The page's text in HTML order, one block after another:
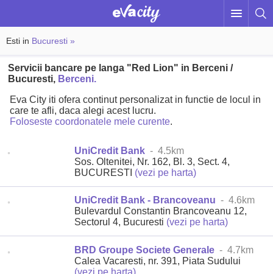
Esti in Bucuresti »
Servicii bancare pe langa "Red Lion" in Berceni /
Bucuresti, Berceni.
Eva City iti ofera continut personalizat in functie de locul in
care te afli, daca alegi acest lucru.
Foloseste coordonatele mele curente.
UniCredit Bank - 4.5km
Sos. Oltenitei, Nr. 162, Bl. 3, Sect. 4,
BUCURESTI (vezi pe harta)
UniCredit Bank - Brancoveanu - 4.6km
Bulevardul Constantin Brancoveanu 12,
Sectorul 4, Bucuresti (vezi pe harta)
BRD Groupe Societe Generale - 4.7km
Calea Vacaresti, nr. 391, Piata Sudului
(vezi pe harta)